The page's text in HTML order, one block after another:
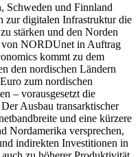
Schweden und Finnland
zur digitalen Infrastruktur die
stärken und den Norden
von NORDUnet in Auftrag
kommt zu dem
den nordischen Ländern
zum nordischen
– vorausgesetzt die
Ausbau transarktischer
und eine kürzere
Nordamerika versprechen,
in­di­rekten Investitionen in